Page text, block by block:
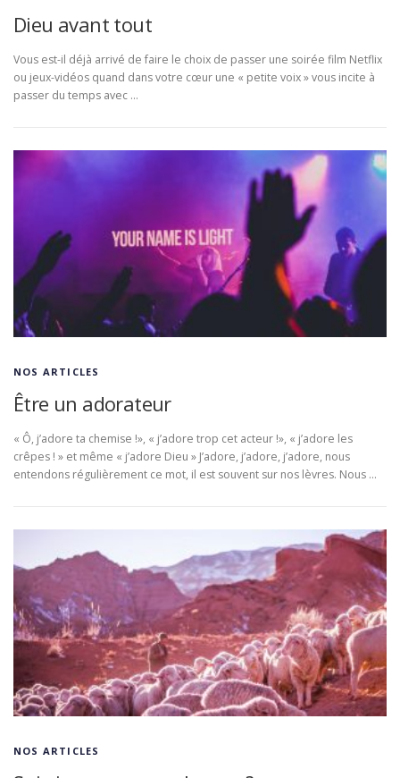
Dieu avant tout
Vous est-il déjà arrivé de faire le choix de passer une soirée film Netflix
ou jeux-vidéos quand dans votre cœur une « petite voix » vous incite à
passer du temps avec …
NOS ARTICLES
Être un adorateur
« Ô, j’adore ta chemise !», « j’adore trop cet acteur !», « j’adore les
crêpes ! » et même « j’adore Dieu » J’adore, j’adore, j’adore, nous
entendons régulièrement ce mot, il est souvent sur nos lèvres. Nous …
NOS ARTICLES